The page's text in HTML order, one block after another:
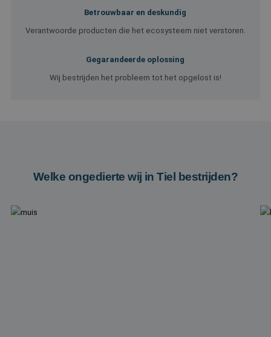
Betrouwbaar en deskundig
Verantwoorde producten die het ecosysteem niet verstoren.
Gegarandeerde oplossing
Wij bestrijden het probleem tot het opgelost is!
Welke ongedierte wij in Tiel bestrijden?